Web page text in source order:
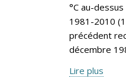
°C au-
1981-2010
précédent
décembre
Lire plus